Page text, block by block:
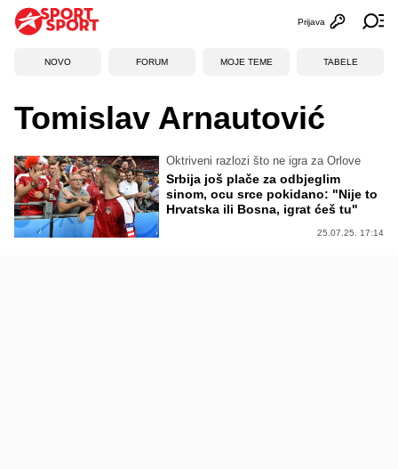
Otvori
Prijava
NOVO FORUM MOJE TEME TABELE
Tomislav Arnautović
Oktriveni razlozi što ne igra za Orlove
Srbija još plače za odbjeglim
sinom, ocu srce pokidano: "Nije to
Hrvatska ili Bosna, igrat ćeš tu"
25.07.25. 17:14